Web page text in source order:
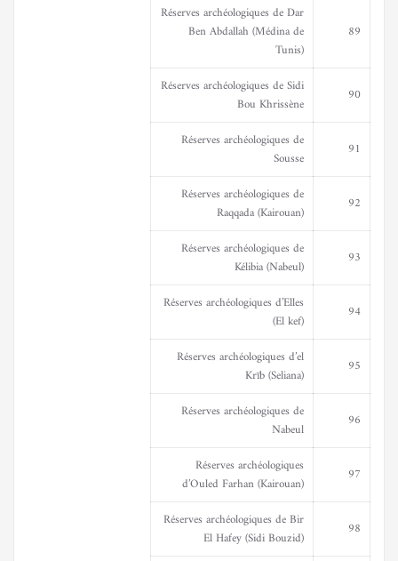
89
Réserves archéologiques de Dar
Ben Abdallah (Médina de
Tunis)
90
Réserves archéologiques de Sidi
Bou Khrissène
91
Réserves archéologiques de
Sousse
92
Réserves archéologiques de
Raqqada (Kairouan)
93
Réserves archéologiques de
Kélibia (Nabeul)
94
Réserves archéologiques d’Elles
(El kef)
95
Réserves archéologiques d’el
Krïb (Seliana)
96
Réserves archéologiques de
Nabeul
97
Réserves archéologiques
d’Ouled Farhan (Kairouan)
98
Réserves archéologiques de Bir
El Hafey (Sidi Bouzid)